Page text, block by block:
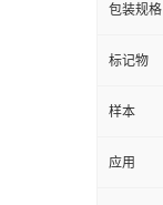
包装规格
标记物
样本
应用